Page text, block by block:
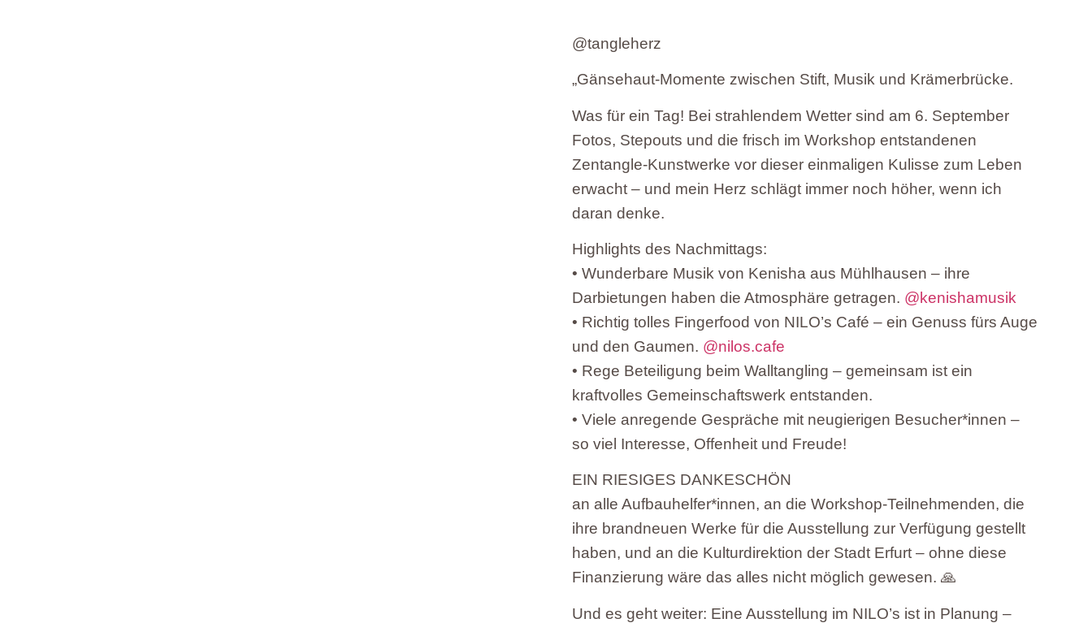
@tangleherz
„Gänsehaut-Momente zwischen Stift, Musik und Krämerbrücke.
Was für ein Tag! Bei strahlendem Wetter sind am 6. September
Fotos, Stepouts und die frisch im Workshop entstandenen
Zentangle-Kunstwerke vor dieser einmaligen Kulisse zum Leben
erwacht – und mein Herz schlägt immer noch höher, wenn ich
daran denke.
Highlights des Nachmittags:
• Wunderbare Musik von Kenisha aus Mühlhausen – ihre
Darbietungen haben die Atmosphäre getragen. @kenishamusik
• Richtig tolles Fingerfood von NILO’s Café – ein Genuss fürs Auge
und den Gaumen. @nilos.cafe
• Rege Beteiligung beim Walltangling – gemeinsam ist ein
kraftvolles Gemeinschaftswerk entstanden.
• Viele anregende Gespräche mit neugierigen Besucher*innen –
so viel Interesse, Offenheit und Freude!
EIN RIESIGES DANKESCHÖN
an alle Aufbauhelfer*innen, an die Workshop-Teilnehmenden, die
ihre brandneuen Werke für die Ausstellung zur Verfügung gestellt
haben, und an die Kulturdirektion der Stadt Erfurt – ohne diese
Finanzierung wäre das alles nicht möglich gewesen. 🙏
Und es geht weiter: Eine Ausstellung im NILO’s ist in Planung –